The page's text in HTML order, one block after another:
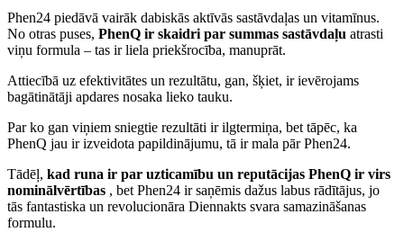
Phen24 piedāvā vairāk dabiskās aktīvās sastāvdaļas un vitamīnus.
No otras puses, PhenQ ir skaidri par summas sastāvdaļu atrasti
viņu formula – tas ir liela priekšrocība, manuprāt.
Attiecībā uz efektivitātes un rezultātu, gan, šķiet, ir ievērojams
bagātinātāji apdares nosaka lieko tauku.
Par ko gan viņiem sniegtie rezultāti ir ilgtermiņa, bet tāpēc, ka
PhenQ jau ir izveidota papildinājumu, tā ir mala pār Phen24.
Tādēļ, kad runa ir par uzticamību un reputācijas PhenQ ir virs
nominālvērtības , bet Phen24 ir saņēmis dažus labus rādītājus, jo
tās fantastiska un revolucionāra Diennakts svara samazināšanas
formulu.